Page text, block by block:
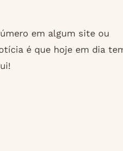
em algum site ou
é que hoje em dia